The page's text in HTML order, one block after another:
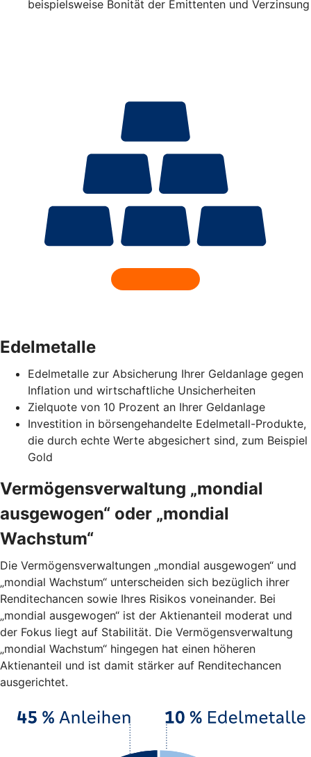
beispielsweise Bonität der Emittenten und Verzinsung
Edelmetalle
Edelmetalle zur Absicherung Ihrer Geldanlage gegen
Inflation und wirtschaftliche Unsicherheiten
Zielquote von 10 Prozent an Ihrer Geldanlage
Investition in börsengehandelte Edelmetall-Produkte,
die durch echte Werte abgesichert sind, zum Beispiel
Gold
Vermögensverwaltung „mondial
ausgewogen“ oder „mondial
Wachstum“
Die Vermögensverwaltungen „mondial ausgewogen“ und
„mondial Wachstum“ unterscheiden sich bezüglich ihrer
Renditechancen sowie Ihres Risikos voneinander. Bei
„mondial ausgewogen“ ist der Aktienanteil moderat und
der Fokus liegt auf Stabilität. Die Vermögensverwaltung
„mondial Wachstum“ hingegen hat einen höheren
Aktienanteil und ist damit stärker auf Renditechancen
ausgerichtet.